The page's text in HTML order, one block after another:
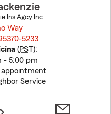
Ins Agcy Inc
Way
5233
(PST):
- 5:00 pm
Service